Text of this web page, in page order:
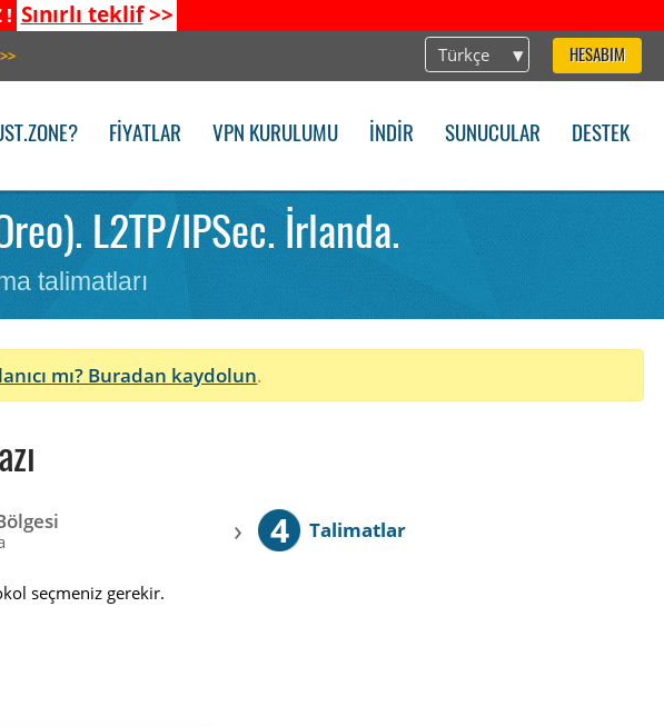
! Sınırlı teklif>>
Türkçe HESABIM
>>
FIYATLAR VPN KURULUMU İNDIR SUNUCULAR DESTEK
L2TP/IPSec. İrlanda.
talimatları
mı? Buradan kaydolun.
› 4 Talimatlar
seçmeniz gerekir.